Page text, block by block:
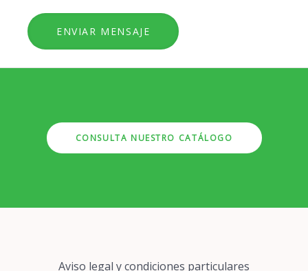
CONSULTA NUESTRO CATÁLOGO
Aviso legal y condiciones particulares